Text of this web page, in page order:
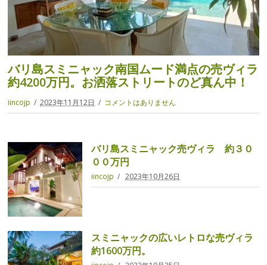
バリ島スミニャック南国ムード満点の売ヴィラ
約4200万円。お洒落ストリートのど真ん中！
iincojp 2023年11月12日 コメントはありません
バリ島スミニャック売ヴィラ 約３０
００万円
iincojp 2023年10月26日
スミニャックの広いレトロな売ヴィラ
約1600万円。